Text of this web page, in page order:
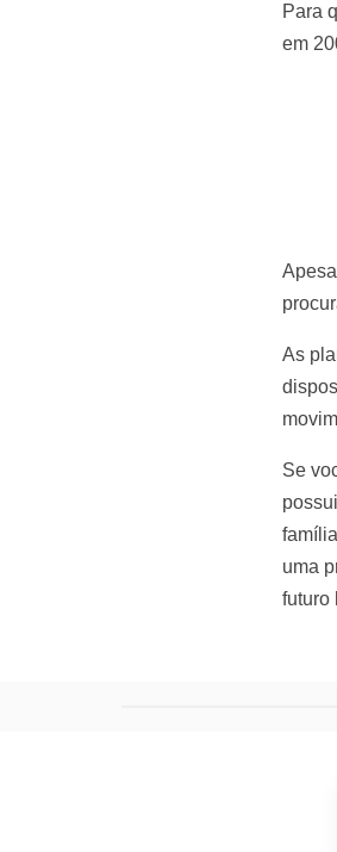
Para
em
As
Se
uma
futuro